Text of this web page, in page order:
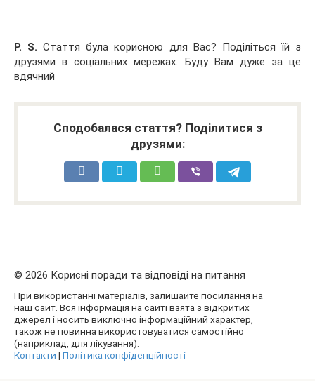
P. S. Стаття була корисною для Вас? Поділіться їй з
друзями в соціальних мережах. Буду Вам дуже за це
вдячний
Сподобалася стаття? Поділитися з
друзями:
© 2026 Корисні поради та відповіді на питання
При використанні матеріалів, залишайте посилання на
наш сайт. Вся інформація на сайті взята з відкритих
джерел і носить виключно інформаційний характер,
також не повинна використовуватися самостійно
(наприклад, для лікування).
Контакти | Політика конфіденційності